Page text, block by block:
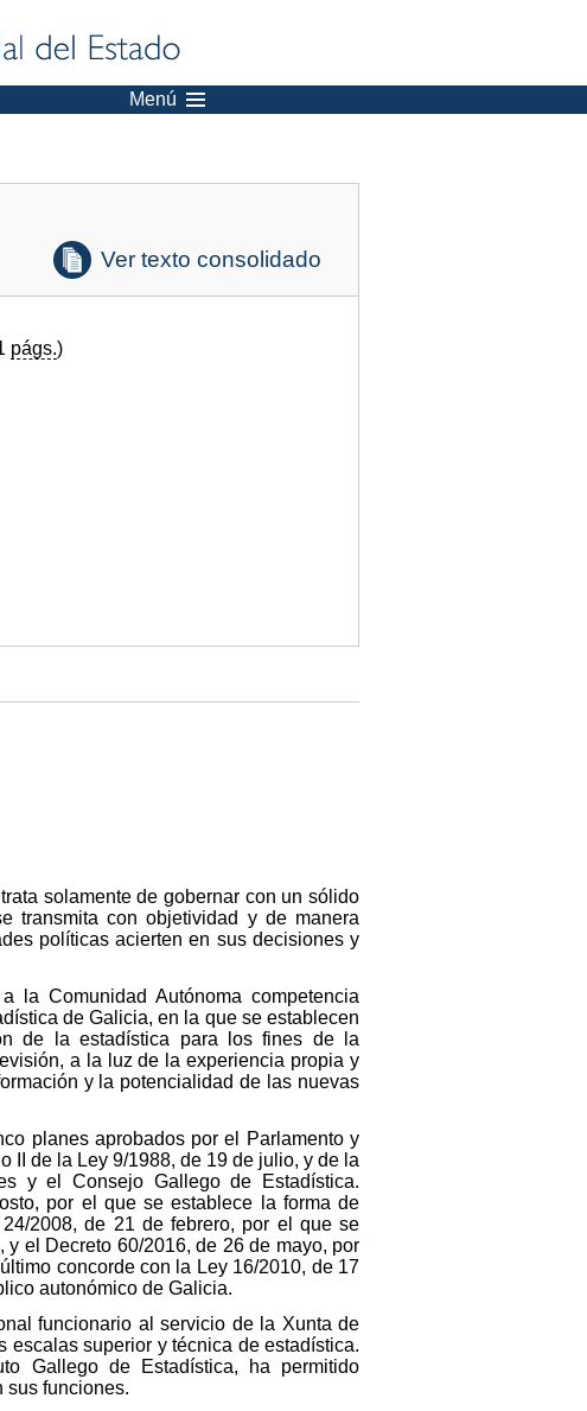
Menú
Ver texto consolidado
págs.)
solamente de gobernar con un sólido
transmita con objetividad y de manera
políticas acierten en sus decisiones y
la Comunidad Autónoma competencia
de Galicia, en la que se establecen
de la estadística para los fines de la
a la luz de la experiencia propia y
y la potencialidad de las nuevas
planes aprobados por el Parlamento y
II de la Ley 9/1988, de 19 de julio, y de la
y el Consejo Gallego de Estadística.
por el que se establece la forma de
2008, de 21 de febrero, por el que se
el Decreto 60/2016, de 26 de mayo, por
concorde con la Ley 16/2010, de 17
autonómico de Galicia.
funcionario al servicio de la Xunta de
superior y técnica de estadística.
Gallego de Estadística, ha permitido
sus funciones.